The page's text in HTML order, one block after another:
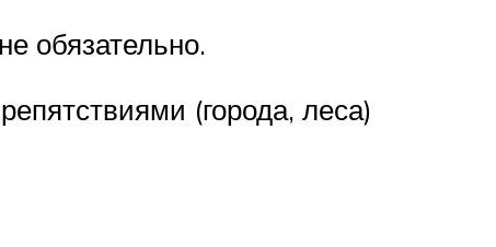
обязательно.
(города, леса)